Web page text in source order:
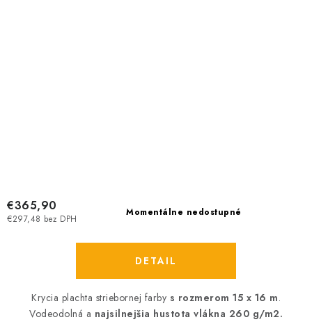
Momentálne nedostupné
€297,48 bez DPH
€365,90
DETAIL
Krycia plachta striebornej farby s rozmerom 15 x 16 m.
Vodeodolná a najsilnejšia hustota vlákna 260 g/m2.